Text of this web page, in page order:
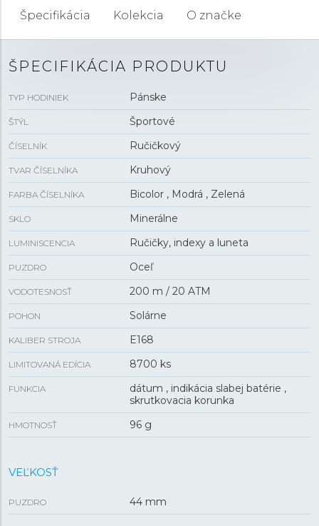
Špecifikácia Kolekcia O značke
ŠPECIFIKÁCIA PRODUKTU
TYP HODINIEK Pánske
ŠTÝL Športové
ČÍSELNÍK Ručičkový
TVAR ČÍSELNÍKA Kruhový
FARBA ČÍSELNÍKA Bicolor , Modrá , Zelená
SKLO Minerálne
LUMINISCENCIA Ručičky, indexy a luneta
PUZDRO Oceľ
VODOTESNOSŤ 200 m / 20 ATM
POHON Solárne
KALIBER STROJA E168
LIMITOVANÁ EDÍCIA 8700 ks
FUNKCIA
dátum , indikácia slabej batérie ,
skrutkovacia korunka
HMOTNOSŤ 96 g
VEĽKOSŤ
PUZDRO 44 mm